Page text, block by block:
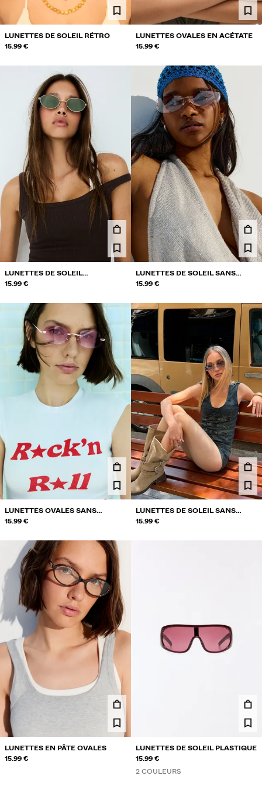
LUNETTES DE SOLEIL RÉTRO
15.99 €
LUNETTES OVALES EN ACÉTATE
15.99 €
LUNETTES DE SOLEIL
MÉTALLIQUES
15.99 €
LUNETTES DE SOLEIL SANS
MONTURE
15.99 €
LUNETTES OVALES SANS
MONTURE
15.99 €
LUNETTES DE SOLEIL SANS
MONTURE
15.99 €
LUNETTES EN PÂTE OVALES
15.99 €
LUNETTES DE SOLEIL PLASTIQUE
15.99 €
2 COULEURS